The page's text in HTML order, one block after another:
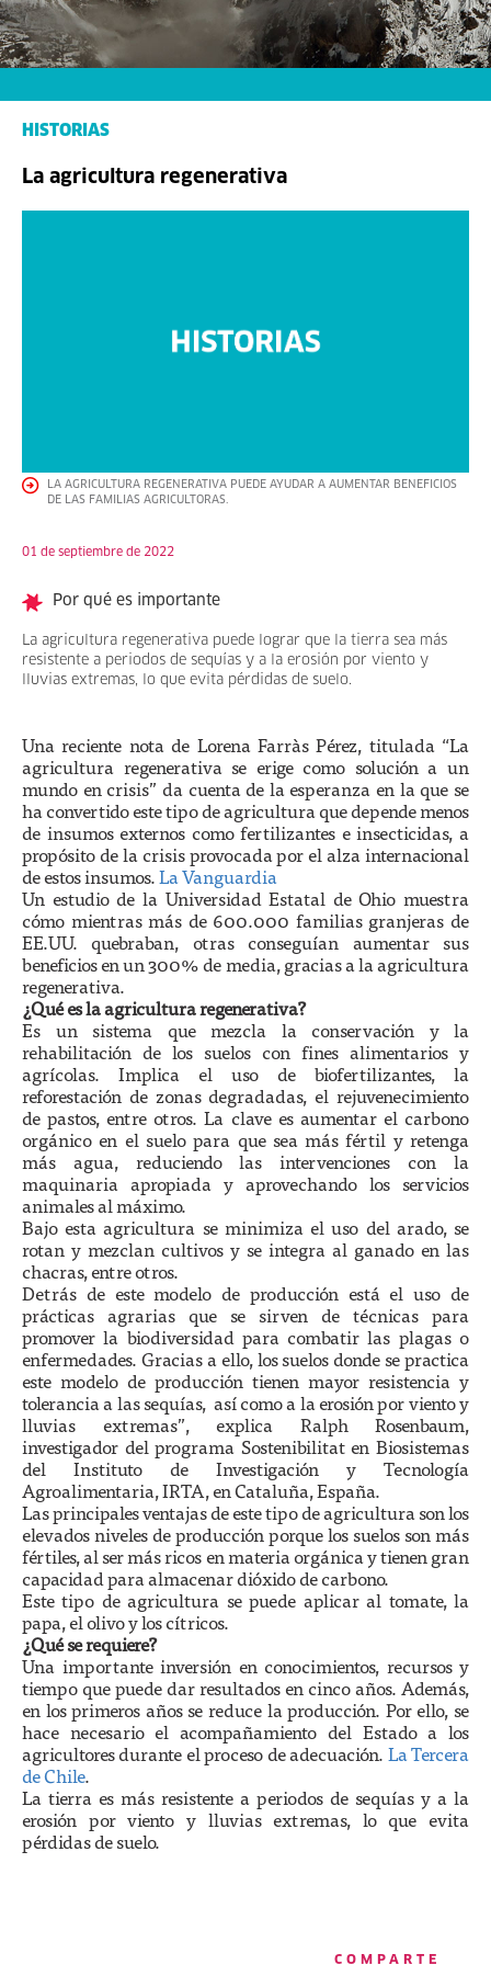
HISTORIAS
La agricultura regenerativa
LA AGRICULTURA REGENERATIVA PUEDE AYUDAR A AUMENTAR BENEFICIOS
DE LAS FAMILIAS AGRICULTORAS.
01 de septiembre de 2022
Por qué es importante
La agricultura regenerativa puede lograr que la tierra sea más
resistente a periodos de sequías y a la erosión por viento y
lluvias extremas, lo que evita pérdidas de suelo.
Una reciente nota de Lorena Farràs Pérez, titulada “La
agricultura regenerativa se erige como solución a un
mundo en crisis” da cuenta de la esperanza en la que se
ha convertido este tipo de agricultura que depende menos
de insumos externos como fertilizantes e insecticidas, a
propósito de la crisis provocada por el alza internacional
de estos insumos.La Vanguardia
Un estudio de la Universidad Estatal de Ohio muestra
cómo mientras más de 600.000 familias granjeras de
EE.UU. quebraban, otras conseguían aumentar sus
beneficios en un 300% de media, gracias a la agricultura
regenerativa.
¿Qué es la agricultura regenerativa?
Es un sistema que mezcla la conservación y la
rehabilitación de los suelos con fines alimentarios y
agrícolas. Implica el uso de biofertilizantes, la
reforestación de zonas degradadas, el rejuvenecimiento
de pastos, entre otros. La clave es aumentar el carbono
orgánico en el suelo para que sea más fértil y retenga
más agua, reduciendo las intervenciones con la
maquinaria apropiada y aprovechando los servicios
animales al máximo.
Bajo esta agricultura se minimiza el uso del arado, se
rotan y mezclan cultivos y se integra al ganado en las
chacras, entre otros.
Detrás de este modelo de producción está el uso de
prácticas agrarias que se sirven de técnicas para
promover la biodiversidad para combatir las plagas o
enfermedades. Gracias a ello, los suelos donde se practica
este modelo de producción tienen mayor resistencia y
tolerancia a las sequías, así como a la erosión por viento y
lluvias extremas”, explica Ralph Rosenbaum,
investigador del programa Sostenibilitat en Biosistemas
del Instituto de Investigación y Tecnología
Agroalimentaria, IRTA, en Cataluña, España.
Las principales ventajas de este tipo de agricultura son los
elevados niveles de producción porque los suelos son más
fértiles, al ser más ricos en materia orgánica y tienen gran
capacidad para almacenar dióxido de carbono.
Este tipo de agricultura se puede aplicar al tomate, la
papa, el olivo y los cítricos.
¿Qué se requiere?
Una importante inversión en conocimientos, recursos y
tiempo que puede dar resultados en cinco años. Además,
en los primeros años se reduce la producción. Por ello, se
hace necesario el acompañamiento del Estado a los
agricultores durante el proceso de adecuación. La Tercera
de Chile.
La tierra es más resistente a periodos de sequías y a la
erosión por viento y lluvias extremas, lo que evita
pérdidas de suelo.
COMPARTE